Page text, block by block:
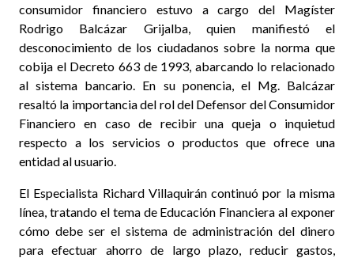
consumidor financiero estuvo a cargo del Magíster
Rodrigo Balcázar Grijalba, quien manifiestó el
desconocimiento de los ciudadanos sobre la norma que
cobija el Decreto 663 de 1993, abarcando lo relacionado
al sistema bancario. En su ponencia, el Mg. Balcázar
resaltó la importancia del rol del Defensor del Consumidor
Financiero en caso de recibir una queja o inquietud
respecto a los servicios o productos que ofrece una
entidad al usuario.
El Especialista Richard Villaquirán continuó por la misma
línea, tratando el tema de Educación Financiera al exponer
cómo debe ser el sistema de administración del dinero
para efectuar ahorro de largo plazo, reducir gastos,